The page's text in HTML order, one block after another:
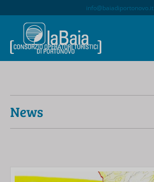
info@baiadiportonovo.it
News